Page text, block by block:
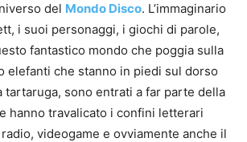
del Mondo Disco. L’immaginario
i suoi personaggi, i giochi di parole,
fantastico mondo che poggia sulla
elefanti che stanno in piedi sul dorso
tartaruga, sono entrati a far parte della
hanno travalicato i confini letterari
videogame e ovviamente anche il